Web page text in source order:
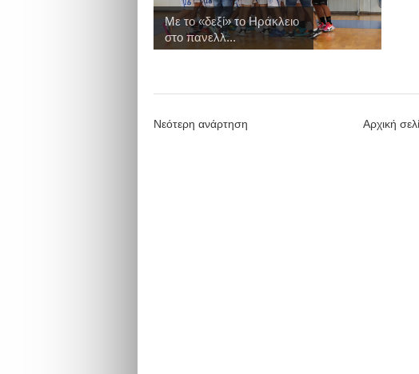
Με το «δεξί» το Ηράκλειο
στο πανελλ...
Νεότερη ανάρτηση Αρχική